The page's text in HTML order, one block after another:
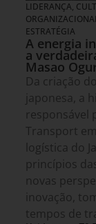
LIDERANÇA,
ESTRATÉGIA
A energia
a
Masao
Da criação
japonesa, a
responsável
Transport
logística do
princípios
novas
inovação,
tempos de